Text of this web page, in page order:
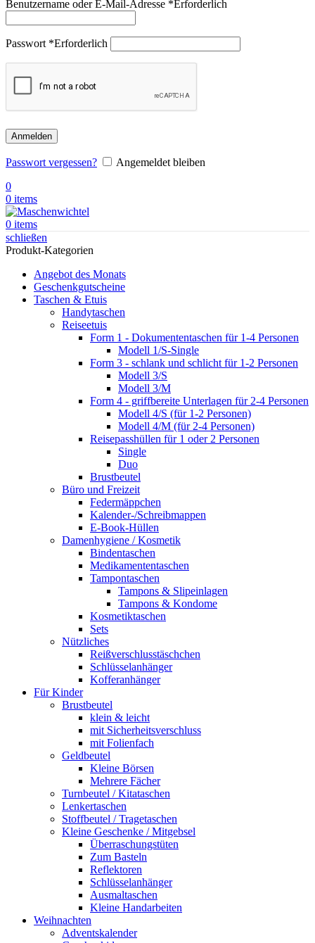
Benutzername oder E-Mail-Adresse *Erforderlich
Passwort *Erforderlich
Anmelden
Passwort vergessen?
Angemeldet bleiben
0
0 items
0 items
schließen
Produkt-Kategorien
Angebot des Monats
Geschenkgutscheine
Taschen & Etuis
Handytaschen
Reiseetuis
Form 1 - Dokumententaschen für 1-4 Personen
Modell 1/S-Single
Form 3 - schlank und schlicht für 1-2 Personen
Modell 3/S
Modell 3/M
Form 4 - griffbereite Unterlagen für 2-4 Personen
Modell 4/S (für 1-2 Personen)
Modell 4/M (für 2-4 Personen)
Reisepasshüllen für 1 oder 2 Personen
Single
Duo
Brustbeutel
Büro und Freizeit
Federmäppchen
Kalender-/Schreibmappen
E-Book-Hüllen
Damenhygiene / Kosmetik
Bindentaschen
Medikamententaschen
Tampontaschen
Tampons & Slipeinlagen
Tampons & Kondome
Kosmetiktaschen
Sets
Nützliches
Reißverschlusstäschchen
Schlüsselanhänger
Kofferanhänger
Für Kinder
Brustbeutel
klein & leicht
mit Sicherheitsverschluss
mit Folienfach
Geldbeutel
Kleine Börsen
Mehrere Fächer
Turnbeutel / Kitataschen
Lenkertaschen
Stoffbeutel / Tragetaschen
Kleine Geschenke / Mitgebsel
Überraschungstüten
Zum Basteln
Reflektoren
Schlüsselanhänger
Ausmaltaschen
Kleine Handarbeiten
Weihnachten
Adventskalender